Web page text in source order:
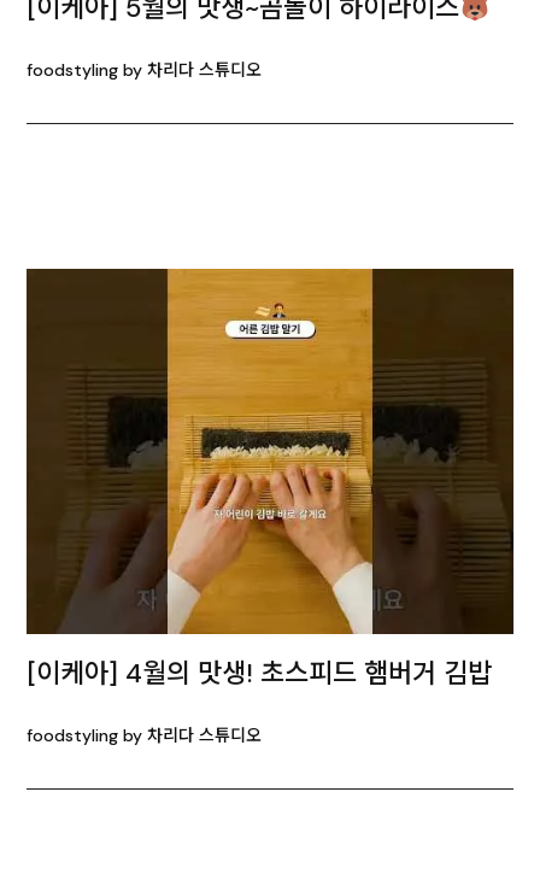
[이케아] 5월의 맛생~곰돌이 하이라이스
foodstyling by 차리다 스튜디오
[이케아] 4월의 맛생! 초스피드 햄버거 김밥
foodstyling by 차리다 스튜디오